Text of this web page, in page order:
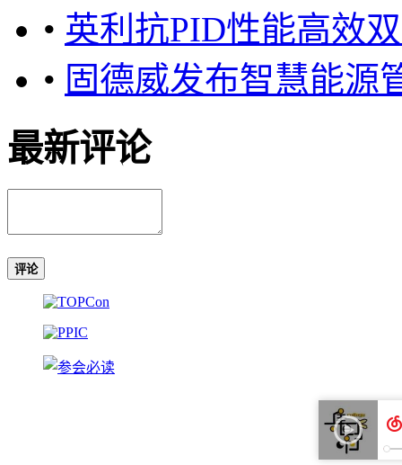
• 英利抗PID性能高效
• 固德威发布智慧能源
最新评论
评论